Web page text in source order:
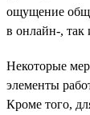
ощущение
в онлайн-,
Некоторые
элементы
Кроме того,